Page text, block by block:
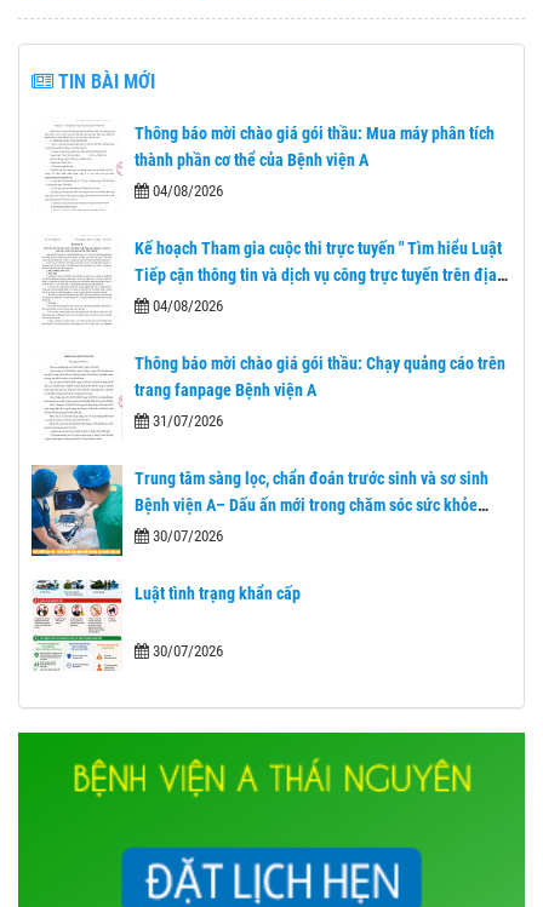
TIN BÀI MỚI
Thông báo mời chào giá gói thầu: Mua máy phân tích
thành phần cơ thể của Bệnh viện A
04/08/2026
Kế hoạch Tham gia cuộc thi trực tuyến " Tìm hiểu Luật
Tiếp cận thông tin và dịch vụ công trực tuyến trên địa
bàn tỉnh Thái Nguyên"
04/08/2026
Thông báo mời chào giá gói thầu: Chạy quảng cáo trên
trang fanpage Bệnh viện A
31/07/2026
Trung tâm sàng lọc, chẩn đoán trước sinh và sơ sinh
Bệnh viện A– Dấu ấn mới trong chăm sóc sức khỏe
nhân dân sau 1 năm nhìn lại.
30/07/2026
Luật tình trạng khẩn cấp
30/07/2026